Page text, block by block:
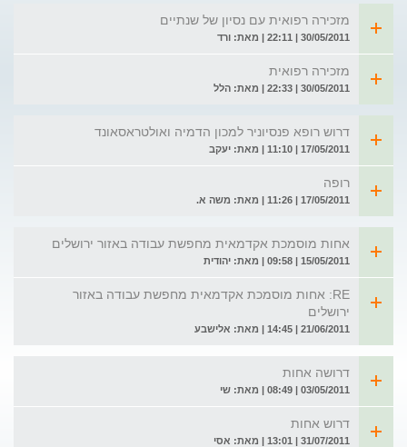
מזכירה רפואית עם נסיון של שנתיים
30/05/2011 | 22:11 | מאת: ורד
מזכירה רפואית
30/05/2011 | 22:33 | מאת: הלל
דרוש רופא פנסיוניר למכון הדמיה ואולטראסאונד
17/05/2011 | 11:10 | מאת: יעקב
רופה
17/05/2011 | 11:26 | מאת: משה א.
אחות מוסמכת אקדמאית מחפשת עבודה באזור ירושלים
15/05/2011 | 09:58 | מאת: יהודית
RE: אחות מוסמכת אקדמאית מחפשת עבודה באזור
ירושלים
21/06/2011 | 14:45 | מאת: אלישבע
דרושה אחות
03/05/2011 | 08:49 | מאת: שי
דרוש אחות
31/07/2011 | 13:01 | מאת: אסי